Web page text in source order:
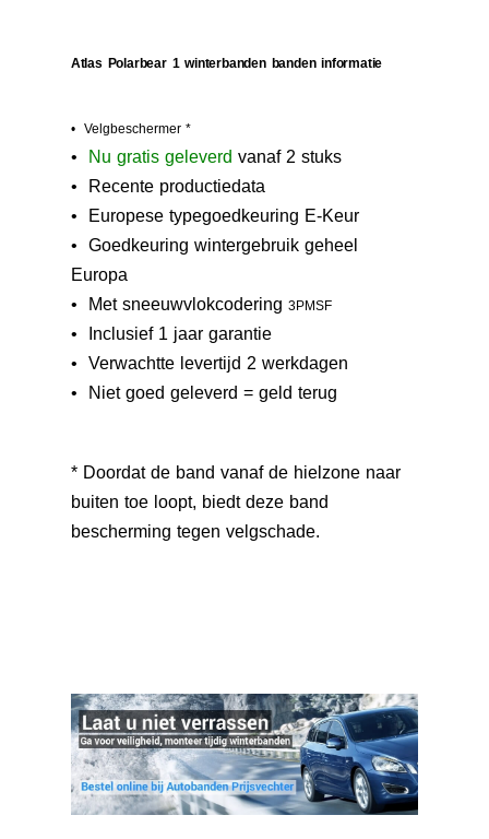
Atlas Polarbear 1 winterbanden banden informatie
• Velgbeschermer *
• N u gratis geleverd vanaf 2 stuks
• Recente productiedata
• Europese typegoedkeuring E-Keur
• Goedkeuring wintergebruik geheel
Europa
• Met sneeuwvlokcodering 3PMSF
• Inclusief 1 jaar garantie
• Verwachtte levertijd 2 werkdagen
• Niet goed geleverd = geld terug
* Doordat de band vanaf de hielzone naar
buiten toe loopt, biedt deze band
bescherming tegen velgschade.